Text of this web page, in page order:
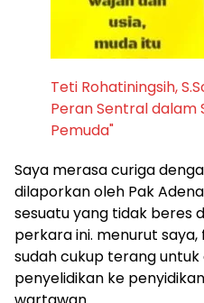
Teti Rohatiningsih,
Peran Sentral dalam
Pemuda"
Saya merasa curiga
dilaporkan oleh Pak
sesuatu yang tidak beres
perkara ini. menurut
sudah cukup terang
penyelidikan ke